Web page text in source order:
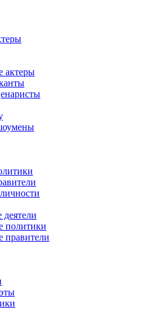
актеры
политики
правители